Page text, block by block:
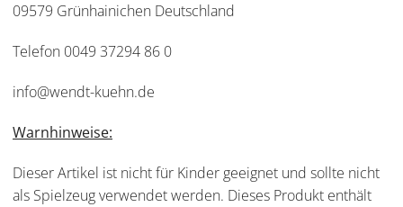
09579 Grünhainichen Deutschland
Telefon 0049 37294 86 0
info@wendt-kuehn.de
Warnhinweise:
Dieser Artikel ist nicht für Kinder geeignet und sollte nicht
als Spielzeug verwendet werden. Dieses Produkt enthält